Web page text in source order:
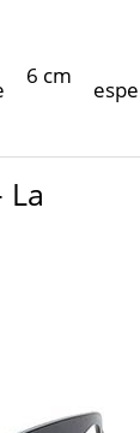
6 cm
La